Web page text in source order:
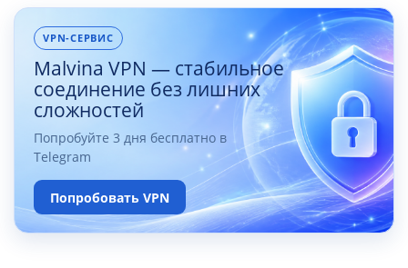
VPN-СЕРВИС
Malvina VPN — стабильное
соединение без лишних
сложностей
Попробуйте 3 дня бесплатно в
Telegram
Попробовать VPN